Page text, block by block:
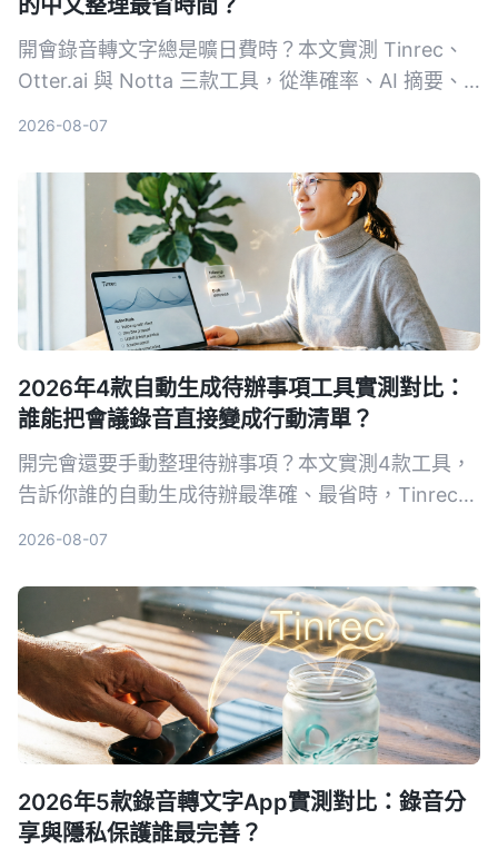
的中文整理最省時間？
開會錄音轉文字總是曠日費時？本文實測 Tinrec、
Otter.ai 與 Notta 三款工具，從準確率、AI 摘要、
2026-08-07
2026年4款自動生成待辦事項工具實測對比：
誰能把會議錄音直接變成行動清單？
開完會還要手動整理待辦事項？本文實測4款工具，
告訴你誰的自動生成待辦最準確、最省時，Tinrec的
2026-08-07
2026年5款錄音轉文字App實測對比：錄音分
享與隱私保護誰最完善？